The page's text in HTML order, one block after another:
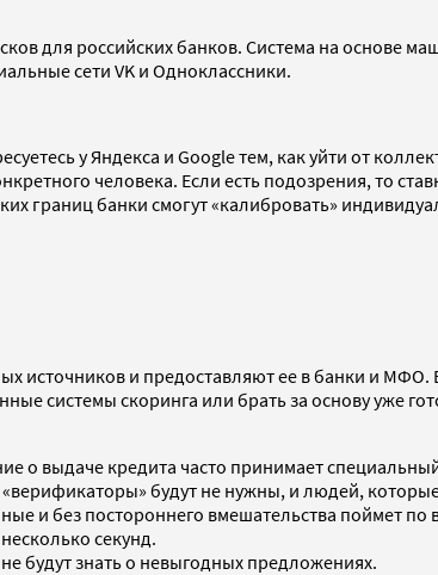
для российских банков. Система на основе
сети VK и Одноклассники.
у Яндекса и Google тем, как уйти от
человека. Если есть подозрения, то
границ банки смогут «калибровать»
источников и предоставляют ее в банки и
системы скоринга или брать за основу уже
о выдаче кредита часто принимает
будут не нужны, и людей, которые
и без постороннего вмешательства поймет по
секунд.
будут знать о невыгодных предложениях.